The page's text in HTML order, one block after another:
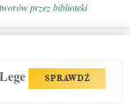
przez biblioteki
SPRAWDŹ